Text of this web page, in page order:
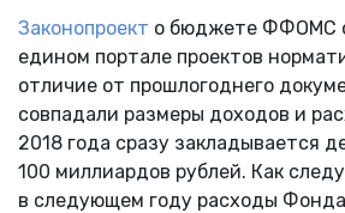
Законопроект о бюджете ФФОМС
едином портале проектов
отличие от прошлогоднего
совпадали размеры доходов и
2018 года сразу закладывается
100 миллиардов рублей. Как
в следующем году расходы